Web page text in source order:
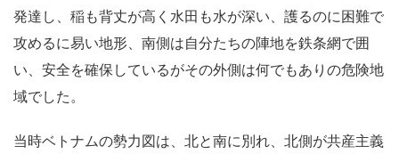
発達し、稲も背丈が高く水田も水が深い、護るのに困難で
攻めるに易い地形、南側は自分たちの陣地を鉄条網で囲
い、安全を確保しているがその外側は何でもありの危険地
域でした。
当時ベトナムの勢力図は、北と南に別れ、北側が共産主義